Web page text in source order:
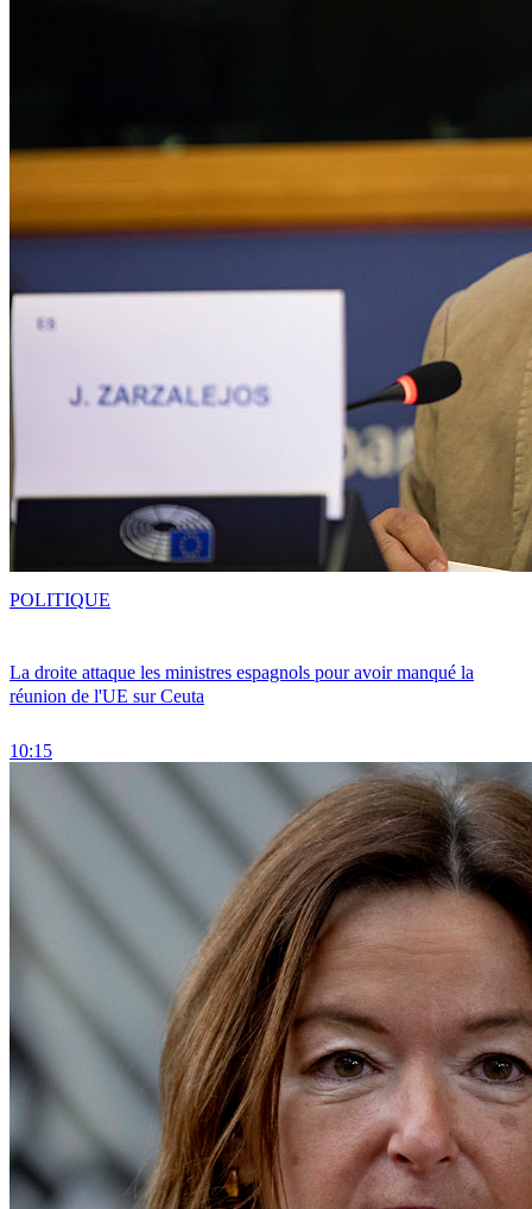
La droite attaque les ministres espagnols pour avoir manqué la
réunion de l'UE sur Ceuta
10:15
POLITIQUE